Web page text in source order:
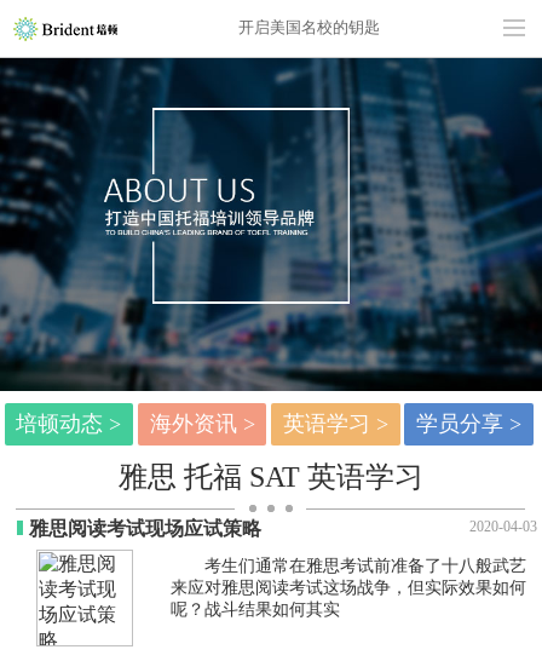
开启美国名校的钥匙
培顿动态 > 海外资讯 > 英语学习 > 学员分享 >
雅思 托福 SAT 英语学习
雅思阅读考试现场应试策略 2020-04-03
考生们通常在雅思考试前准备了十八般武艺
来应对雅思阅读考试这场战争，但实际效果如何
呢？战斗结果如何其实